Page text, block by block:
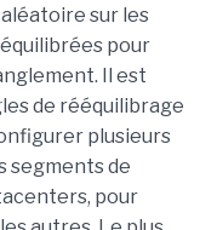
sur les
pour
Il est
de rééquilibrage
plusieurs
segments de
pour